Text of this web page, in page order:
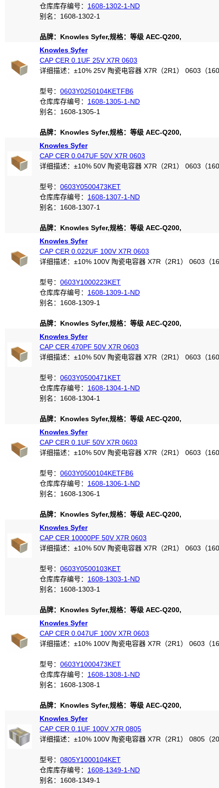
仓库库存编号： 1608-1302-1-ND
别名：1608-1302-1
品牌：Knowles Syfer,规格：等级 AEC-Q200,
Knowles Syfer
CAP CER 0.1UF 25V X7R 0603
详细描述：±10% 25V 陶瓷电容器 X7R（2R1） 0603（
型号： 0603Y0250104KETFB6
仓库库存编号： 1608-1305-1-ND
别名：1608-1305-1
品牌：Knowles Syfer,规格：等级 AEC-Q200,
Knowles Syfer
CAP CER 0.047UF 50V X7R 0603
详细描述：±10% 50V 陶瓷电容器 X7R（2R1） 0603（
型号： 0603Y0500473KET
仓库库存编号： 1608-1307-1-ND
别名：1608-1307-1
品牌：Knowles Syfer,规格：等级 AEC-Q200,
Knowles Syfer
CAP CER 0.022UF 100V X7R 0603
详细描述：±10% 100V 陶瓷电容器 X7R（2R1） 0603（
型号： 0603Y1000223KET
仓库库存编号： 1608-1309-1-ND
别名：1608-1309-1
品牌：Knowles Syfer,规格：等级 AEC-Q200,
Knowles Syfer
CAP CER 470PF 50V X7R 0603
详细描述：±10% 50V 陶瓷电容器 X7R（2R1） 0603（
型号： 0603Y0500471KET
仓库库存编号： 1608-1304-1-ND
别名：1608-1304-1
品牌：Knowles Syfer,规格：等级 AEC-Q200,
Knowles Syfer
CAP CER 0.1UF 50V X7R 0603
详细描述：±10% 50V 陶瓷电容器 X7R（2R1） 0603（
型号： 0603Y0500104KETFB6
仓库库存编号： 1608-1306-1-ND
别名：1608-1306-1
品牌：Knowles Syfer,规格：等级 AEC-Q200,
Knowles Syfer
CAP CER 10000PF 50V X7R 0603
详细描述：±10% 50V 陶瓷电容器 X7R（2R1） 0603（
型号： 0603Y0500103KET
仓库库存编号： 1608-1303-1-ND
别名：1608-1303-1
品牌：Knowles Syfer,规格：等级 AEC-Q200,
Knowles Syfer
CAP CER 0.047UF 100V X7R 0603
详细描述：±10% 100V 陶瓷电容器 X7R（2R1） 0603（
型号： 0603Y1000473KET
仓库库存编号： 1608-1308-1-ND
别名：1608-1308-1
品牌：Knowles Syfer,规格：等级 AEC-Q200,
Knowles Syfer
CAP CER 0.1UF 100V X7R 0805
详细描述：±10% 100V 陶瓷电容器 X7R（2R1） 0805（
型号： 0805Y1000104KET
仓库库存编号： 1608-1349-1-ND
别名：1608-1349-1